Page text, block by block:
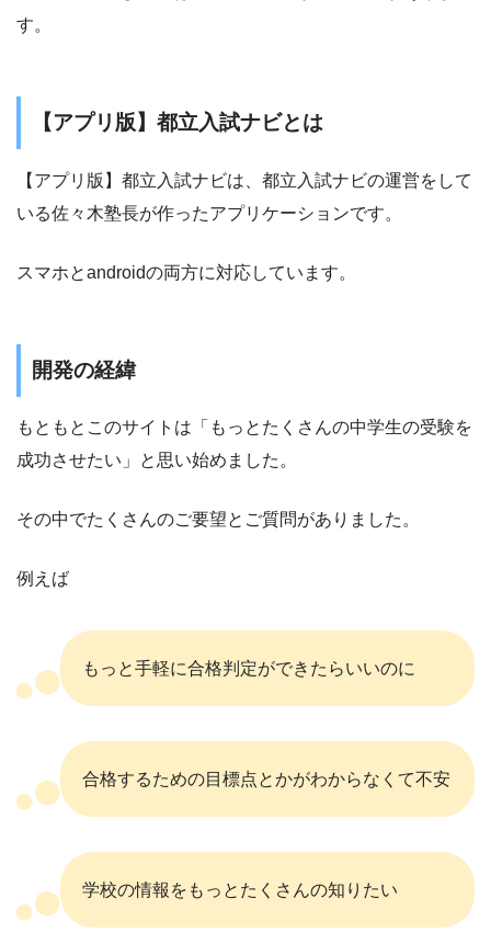
す。
【アプリ版】都立入試ナビとは
【アプリ版】都立入試ナビは、都立入試ナビの運営をして
いる佐々木塾長が作ったアプリケーションです。
スマホとandroidの両方に対応しています。
開発の経緯
もともとこのサイトは「もっとたくさんの中学生の受験を
成功させたい」と思い始めました。
その中でたくさんのご要望とご質問がありました。
例えば
もっと手軽に合格判定ができたらいいのに
合格するための目標点とかがわからなくて不安
学校の情報をもっとたくさんの知りたい